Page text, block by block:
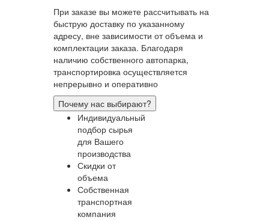
При заказе вы можете рассчитывать на
быструю доставку по указанному
адресу, вне зависимости от объема и
комплектации заказа. Благодаря
наличию собственного автопарка,
транспортировка осуществляется
непрерывно и оперативно
Почему нас выбирают?
Индивидуальный
подбор сырья
для Вашего
производства
Скидки от
объема
Собственная
транспортная
компания